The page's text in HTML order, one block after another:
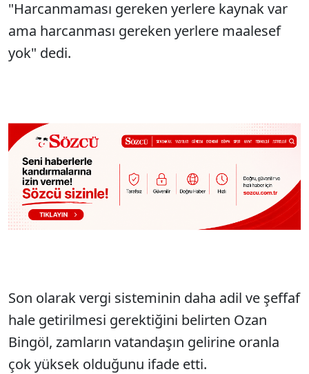
"Harcanmaması gereken yerlere kaynak var
ama harcanması gereken yerlere maalesef
yok" dedi.
Son olarak vergi sisteminin daha adil ve şeffaf
hale getirilmesi gerektiğini belirten Ozan
Bingöl, zamların vatandaşın gelirine oranla
çok yüksek olduğunu ifade etti.